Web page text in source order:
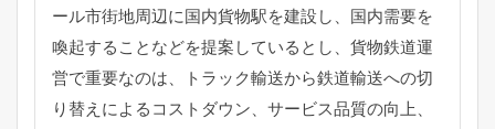
ール市街地周辺に国内貨物駅を建設し、
国内需要を
喚起することなどを提案しているとし、 貨物鉄道運
営で重要なのは、
トラック輸送から鉄道輸送への切
り替えによるコストダウン、 サービス品質の向上、